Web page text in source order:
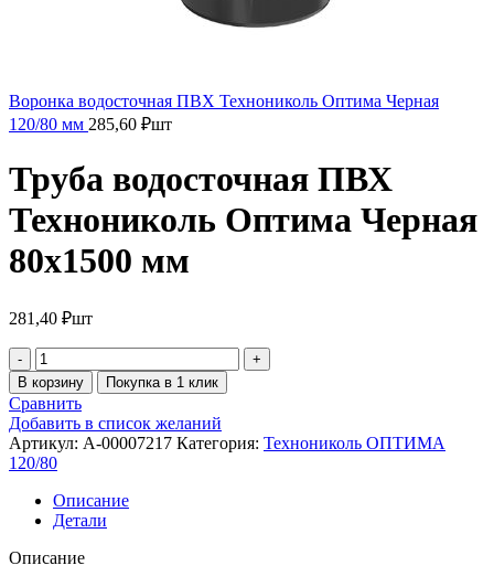
Воронка водосточная ПВХ Технониколь Оптима Черная
120/80 мм 285,60 ₽шт
Труба водосточная ПВХ
Технониколь Оптима Черная
80х1500 мм
281,40 ₽шт
В корзину Покупка в 1 клик
Сравнить
Добавить в список желаний
Артикул: A-00007217 Категория: Технониколь ОПТИМА
120/80
Описание
Детали
Описание